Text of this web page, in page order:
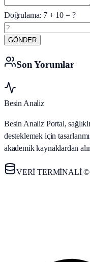
Doğrulama: 7+ 10 = ?
GÖNDER
Son Yorumlar
Besin Analiz
Besin Analiz Portal,
desteklemek için
akademik kaynaklardan
VERİ TERMİNALİ ©